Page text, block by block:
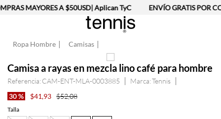
MAYORES A $50USD| Aplican TyC ENVÍO GRATIS POR
Ropa Hombre Camisas
Camisa a rayas en mezcla lino café para hombre
Referencia: CAM-ENT-MLA-0003885
Tennis
30 %
$41,93 $52,08
Talla